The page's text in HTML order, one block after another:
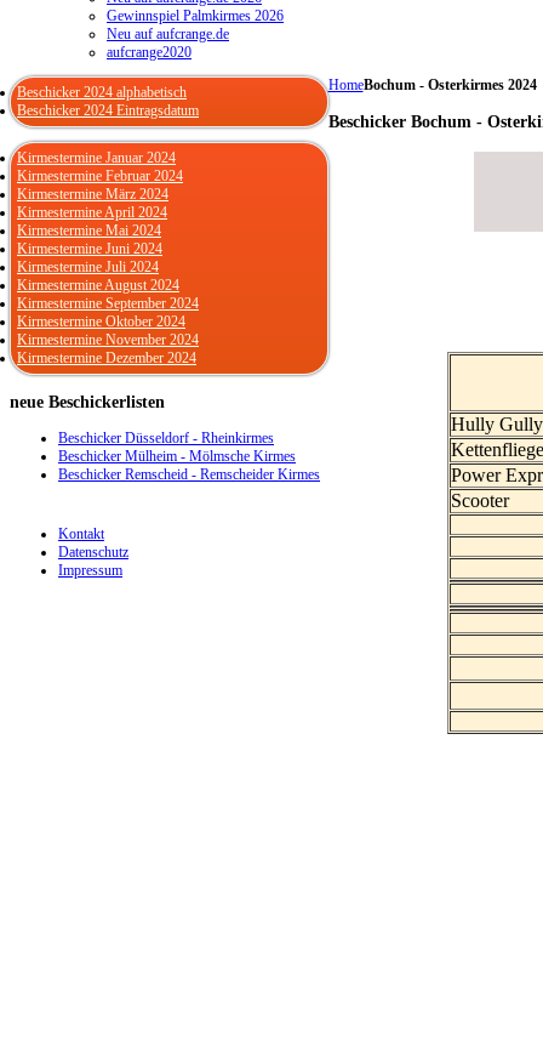
Gewinnspiel Palmkirmes 2026
Neu auf aufcrange.de
aufcrange2020
HomeBochum - Osterkirmes 2024
Beschicker Bochum -
Hully Gully
Power
Scooter
Beschicker 2024 alphabetisch
Beschicker 2024 Eintragsdatum
Kirmestermine Januar 2024
Kirmestermine Februar 2024
Kirmestermine März 2024
Kirmestermine April 2024
Kirmestermine Mai 2024
Kirmestermine Juni 2024
Kirmestermine Juli 2024
Kirmestermine August 2024
Kirmestermine September 2024
Kirmestermine Oktober 2024
Kirmestermine November 2024
Kirmestermine Dezember 2024
neue Beschickerlisten
Beschicker Düsseldorf - Rheinkirmes
Beschicker Mülheim - Mölmsche Kirmes
Beschicker Remscheid - Remscheider Kirmes
Kontakt
Datenschutz
Impressum